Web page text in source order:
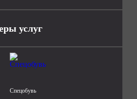
услуг
Спецобувь